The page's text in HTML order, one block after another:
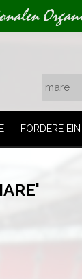
FORDERE